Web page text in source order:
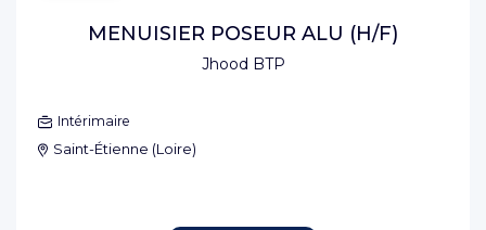
Jhood BTP
MENUISIER POSEUR ALU (H/F)
Intérimaire
Saint-Étienne (Loire)